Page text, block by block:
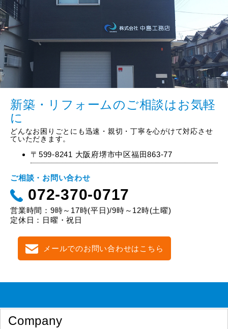
新築・リフォームのご相談はお気軽
に
どんなお困りごとにも迅速・親切・丁寧を心がけて対応させ
ていただきます。
〒599-8241 大阪府堺市中区福田863-77
ご相談・お問い合わせ
072-370-0717
営業時間：9時～17時(平日)/9時～12時(土曜)
定休日：日曜・祝日
メールでのお問い合わせはこちら
Company